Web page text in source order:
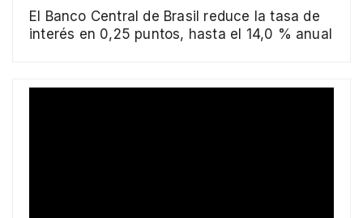
El Banco Central de Brasil reduce la tasa de
interés en 0,25 puntos, hasta el 14,0 % anual